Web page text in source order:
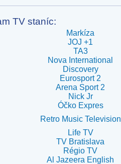
TV staníc:
Markíza
JOJ +1
TA3
Nova International
Discovery
Eurosport 2
Arena Sport 2
Nick Jr
Óčko Expres
Retro Music Television
Life TV
TV Bratislava
Régio TV
Al Jazeera English